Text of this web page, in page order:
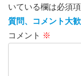
いている欄は必須
質問、コメント大歓
コメント ※